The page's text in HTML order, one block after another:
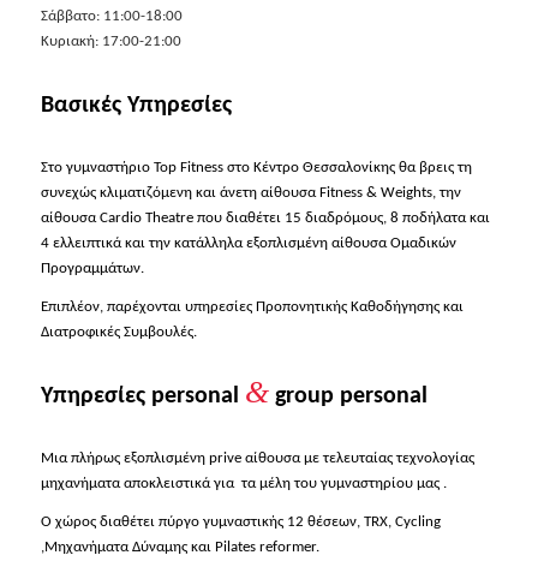
Σάββατο: 11:00-18:00
Κυριακή: 17:00-21:00
Βασικές Υπηρεσίες
Στο γυμναστήριο Top Fitness στο Κέντρο Θεσσαλονίκης θα βρεις τη
συνεχώς κλιματιζόμενη και άνετη αίθουσα Fitness & Weights, την
αίθουσα Cardio Theatre που διαθέτει 15 διαδρόμους, 8 ποδήλατα και
4 ελλειπτικά και την κατάλληλα εξοπλισμένη αίθουσα Ομαδικών
Προγραμμάτων.
Επιπλέον, παρέχονται υπηρεσίες Προπονητικής Καθοδήγησης και
Διατροφικές Συμβουλές.
Υπηρεσίες personal &group personal
Μια πλήρως εξοπλισμένη prive αίθουσα με τελευταίας τεχνολογίας
μηχανήματα αποκλειστικά για τα μέλη του γυμναστηρίου μας .
Ο χώρος διαθέτει πύργο γυμναστικής 12 θέσεων, TRX, Cycling
,Μηχανήματα Δύναμης και Pilates reformer.